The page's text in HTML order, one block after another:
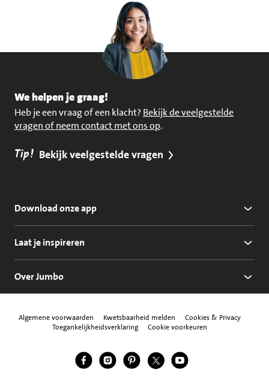
We helpen je graag!
Heb je een vraag of een klacht? Bekijk de veelgestelde
vragen of neem contact met ons op.
Tip! Bekijk veelgestelde vragen
Download onze app
Laat je inspireren
Over Jumbo
Algemene voorwaarden Kwetsbaarheid melden
Cookies & Privacy
Toegankelijkheidsverklaring
Cookie voorkeuren
Volg ons
Jumbo Facebook
Jumbo Instagram
Jumbo Pinterest
Jumbo Twitter
Jumbo YouTube